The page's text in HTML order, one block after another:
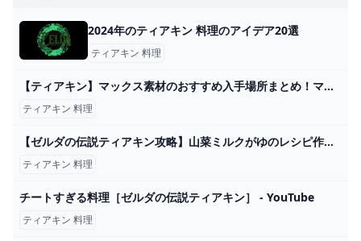
2024年のティアキン 料理のアイデア20選
ティアキン 料理
【ティアキン】マックス素材のおすすめ入手場所まとめ！マックストリュフ・マックスラディッシュ・マックスサーモン・マックスバスの入手方法一覧【ゼルダの伝説】 - YouTube
ティアキン 料理
【ゼルダの伝説ティアキン攻略】山菜ミルクがゆのレシピ作り方 料理 ゲームサーチ
ティアキン 料理
チートすぎる料理［ゼルダの伝説ティアキン］ - YouTube
ティアキン 料理